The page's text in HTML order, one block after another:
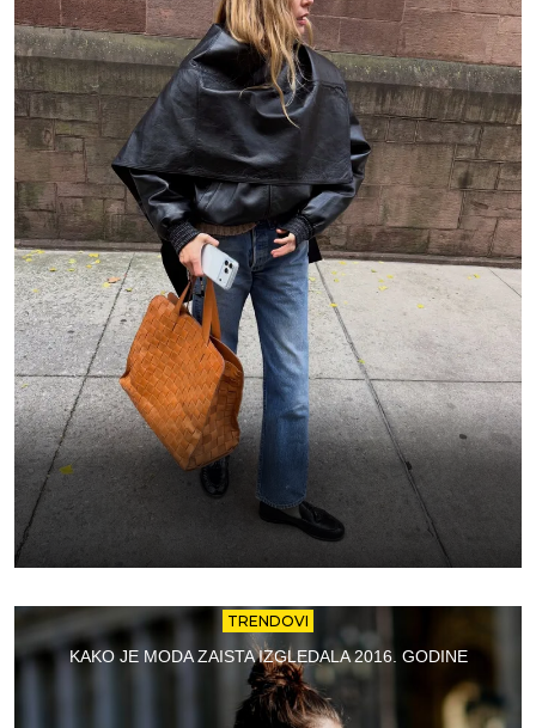
TRENDOVI
KAKO JE MODA ZAISTA IZGLEDALA 2016. GODINE